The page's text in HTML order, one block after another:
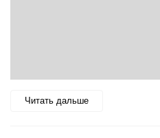
Читать дальше